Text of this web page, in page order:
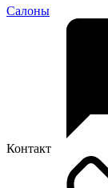
Салоны
Контакт